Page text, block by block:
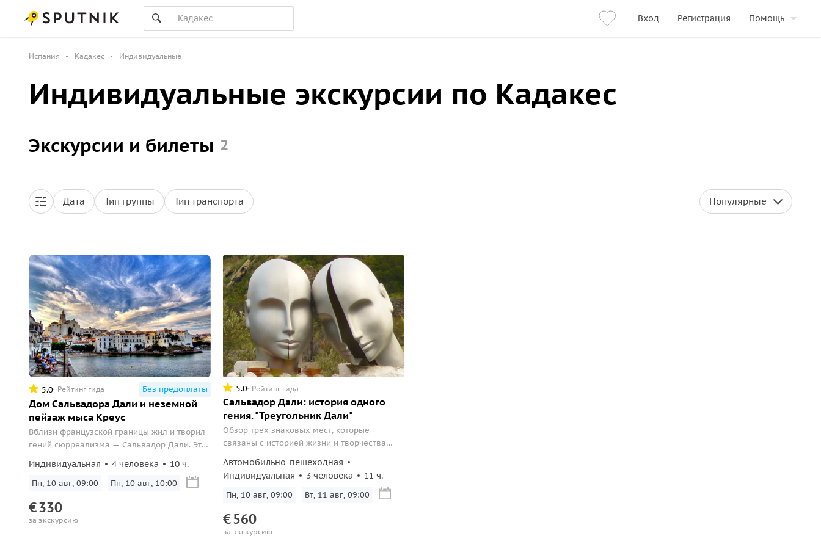
Вход Регистрация Помощь
Испания Кадакес Индивидуальные
Индивидуальные экскурсии по Кадакес
Экскурсии и билеты 2
Дата Тип группы Тип транспорта Популярные
5.0 Рейтинг гида Без предоплаты
Дом Сальвадора Дали и неземной
пейзаж мыса Креус
Вблизи французской границы жил и творил
гений сюрреализма — Сальвадор Дали. Этот
его жизни. Тут все осталось нетронутым. Вот
радио, которое слушал Дали, вот кресло, в
фанеры, его последняя работа...
Индивидуальная 4 человека 10 ч.
Пн, 10 авг, 09:00 Пн, 10 авг, 10:00
€330
за экскурсию
5.0 Рейтинг гида
Сальвадор Дали: история одного
гения. "Треугольник Дали"
Обзор трех знаковых мест, которые
связаны с историей жизни и творчества
Автомобильно-пешеходная
Индивидуальная
3 человека 11 ч.
Пн, 10 авг, 09:00 Вт, 11 авг, 09:00
€560
за экскурсию